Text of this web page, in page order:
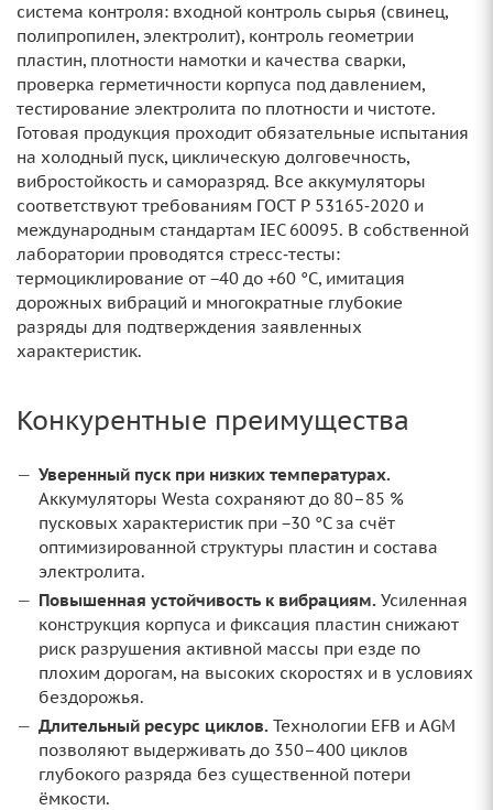
система контроля: входной контроль сырья (свинец,
полипропилен, электролит), контроль геометрии
пластин, плотности намотки и качества сварки,
проверка герметичности корпуса под давлением,
тестирование электролита по плотности и чистоте.
Готовая продукция проходит обязательные испытания
на холодный пуск, циклическую долговечность,
вибростойкость и саморазряд. Все аккумуляторы
соответствуют требованиям ГОСТ Р 53165‑2020 и
международным стандартам IEC 60095. В собственной
лаборатории проводятся стресс‑тесты:
термоциклирование от −40 до +60 °C, имитация
дорожных вибраций и многократные глубокие
разряды для подтверждения заявленных
характеристик.
Конкурентные преимущества
Уверенный пуск при низких температурах.
Аккумуляторы Westa сохраняют до 80–85 %
пусковых характеристик при −30 °C за счёт
оптимизированной структуры пластин и состава
электролита.
Повышенная устойчивость к вибрациям. Усиленная
конструкция корпуса и фиксация пластин снижают
риск разрушения активной массы при езде по
плохим дорогам, на высоких скоростях и в условиях
бездорожья.
Длительный ресурс циклов. Технологии EFB и AGM
позволяют выдерживать до 350–400 циклов
глубокого разряда без существенной потери
ёмкости.